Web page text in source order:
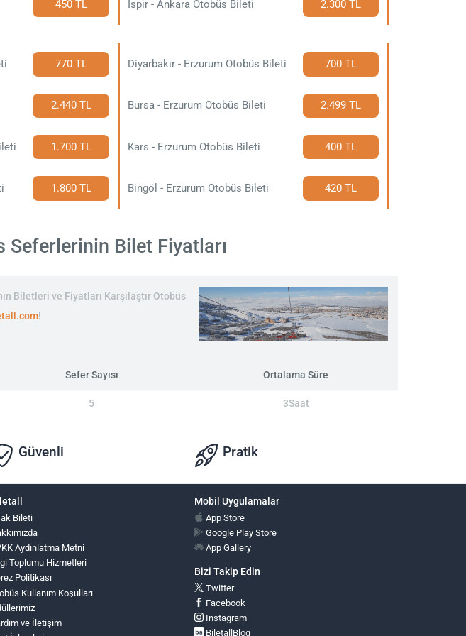
450 TL İspir - Ankara Otobüs Bileti 2.300 TL
770 TL Diyarbakır - Erzurum Otobüs Bileti 700 TL
2.440 TL Bursa - Erzurum Otobüs Bileti 2.499 TL
1.700 TL Kars - Erzurum Otobüs Bileti 400 TL
1.800 TL Bingöl - Erzurum Otobüs Bileti 420 TL
Seferlerinin Bilet Fiyatları
Biletleri ve Fiyatları Karşılaştır Otobüs
!
Sefer Sayısı Ortalama Süre
5 3Saat
Güvenli Pratik
Bileti
Aydınlatma Metni
Toplumu Hizmetleri
Politikası
Kullanım Koşulları
ve İletişim
Mobil Uygulamalar
App Store
Google Play Store
App Gallery
Bizi Takip Edin
Twitter
Facebook
Instagram
BiletallBlog